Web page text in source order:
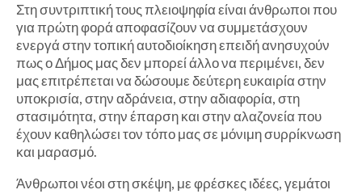
Στη συντριπτική τους πλειοψηφία είναι άνθρωποι που
για πρώτη φορά αποφασίζουν να συμμετάσχουν
ενεργά στην τοπική αυτοδιοίκηση επειδή ανησυχούν
πως ο Δήμος μας δεν μπορεί άλλο να περιμένει, δεν
μας επιτρέπεται να δώσουμε δεύτερη ευκαιρία στην
υποκρισία, στην αδράνεια, στην αδιαφορία, στη
στασιμότητα, στην έπαρση και στην αλαζονεία που
έχουν καθηλώσει τον τόπο μας σε μόνιμη συρρίκνωση
και μαρασμό.
Άνθρωποι νέοι στη σκέψη, με φρέσκες ιδέες, γεμάτοι